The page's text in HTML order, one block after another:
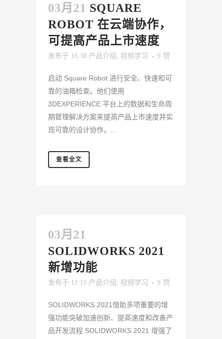
03月21 SQUARE
ROBOT 在云端协作，
可提高产品上市速度
发布于 16:38 产品介绍, 视频学习 9 赞
启动 Square Robot 进行安全、快速和可
靠的油箱检查。他们使用
3DEXPERIENCE 平台上的数据和生命周
期管理解决方案来提高产品上市速度并实
现可靠的设计协作。...
查看全文
03月21
SOLIDWORKS 2021
新增功能
发布于 11:19 产品介绍, 视频学习 9 赞
SOLIDWORKS 2021借助多项重要的增
强功能突破加速创新、提高速度和改善产
品开发流程 SOLIDWORKS 2021 增强了